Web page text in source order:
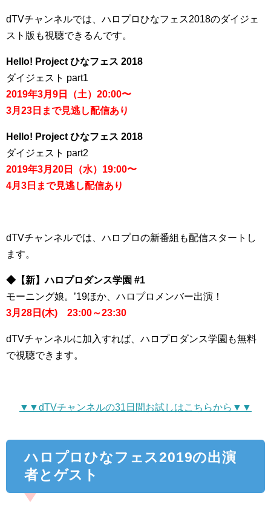
dTVチャンネルでは、ハロプロひなフェス2018のダイジェ
スト版も視聴できるんです。
Hello! Project ひなフェス 2018
ダイジェスト part1
2019年3月9日（土）20:00〜
3月23日まで見逃し配信あり
Hello! Project ひなフェス 2018
ダイジェスト part2
2019年3月20日（水）19:00〜
4月3日まで見逃し配信あり
dTVチャンネルでは、ハロプロの新番組も配信スタートし
ます。
◆【新】ハロプロダンス学園 #1
モーニング娘。’19ほか、ハロプロメンバー出演！
3月28日(木) 23:00～23:30
dTVチャンネルに加入すれば、ハロプロダンス学園も無料
で視聴できます。
▼▼dTVチャンネルの31日間お試しはこちらから▼▼
ハロプロひなフェス2019の出演
者とゲスト